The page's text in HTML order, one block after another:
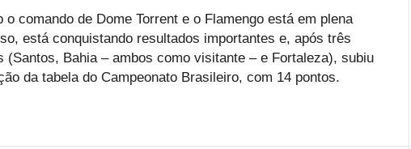
o comando de Dome Torrent e o Flamengo está em plena
está conquistando resultados importantes e, após três
(Santos, Bahia – ambos como visitante – e Fortaleza), subiu
da tabela do Campeonato Brasileiro, com 14 pontos.